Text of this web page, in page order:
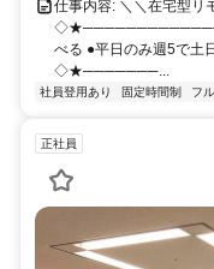
仕事内容: ＼＼在宅型リ
べる ●平日のみ週5で土
◇★───────...
社員登用あり 固定時間制 フ
正社員